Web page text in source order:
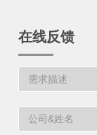
在线反馈